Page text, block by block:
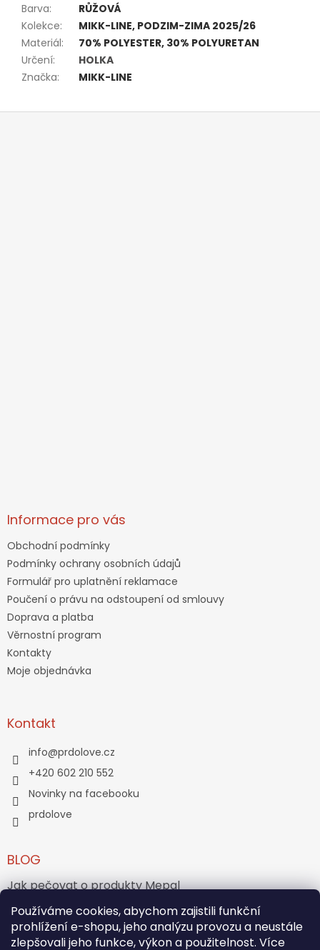
Používáme cookies, abychom zajistili funkční
prohlížení e-shopu, jeho analýzu provozu a neustále
zlepšovali jeho funkce, výkon a použitelnost. Více
Barva:
RŮŽOVÁ
Kolekce:
MIKK-LINE, PODZIM-ZIMA 2025/26
Materiál:
70% POLYESTER, 30% POLYURETAN
Určení:
HOLKA
Značka: MIKK-LINE
Z
Informace pro vás
Obchodní podmínky
Podmínky ochrany osobních údajů
Formulář pro uplatnění reklamace
Poučení o právu na odstoupení od smlouvy
Doprava a platba
Věrnostní program
Kontakty
Moje objednávka
Kontakt
info@prdolove.cz
+420 602 210 552
Novinky na facebooku
prdolove
BLOG
Jak pečovat o produkty Mepal
Jak vznikl medvídek Teddy Bear?
ARCHIV